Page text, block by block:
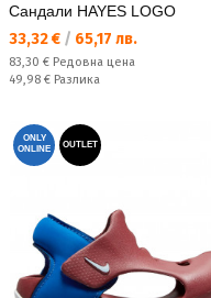
Сандали HAYES LOGO
Текуща цена:
33,32 € / 65,17 лв.
Редовна цена:
83,30 € Редовна цена
Спестявате:
49,98 € Разлика
ONLY
ONLINE
OUTLET